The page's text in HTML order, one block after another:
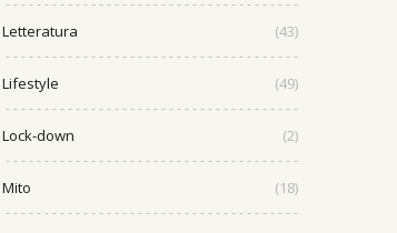
Letteratura (43)
Lifestyle (49)
Lock-down (2)
Mito (18)